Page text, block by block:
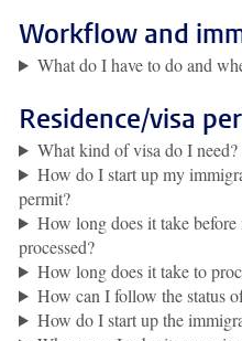
Workflow and
What do I have to do and
Residence/visa
What kind of visa do I need?
How do I start up my
permit?
How long does it take
processed?
How long does it take to
How can I follow the status
How do I start up the